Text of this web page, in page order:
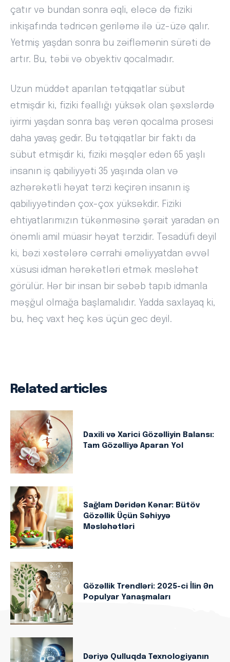
çatır və bundan sonra əqli, eləcə də fiziki
inkişafında tədricən geriləmə ilə üz-üzə qalır.
Yetmiş yaşdan sonra bu zəifləmənin sürəti də
artır. Bu, təbii və obyektiv qocalmadır.
Uzun müddət aparılan tətqiqatlar sübut
etmişdir ki, fiziki fəallığı yüksək olan şəxslərdə
iyirmi yaşdan sonra baş verən qocalma prosesi
daha yavaş gedir. Bu tətqiqatlar bir faktı da
sübut etmişdir ki, fiziki məşqlər edən 65 yaşlı
insanın iş qabiliyyəti 35 yaşında olan və
azhərəkətli həyat tərzi keçirən insanın iş
qabiliyyətindən çox-çox yüksəkdir. Fiziki
ehtiyatlarımızın tükənməsinə şərait yaradan ən
önəmli amil müasir həyat tərzidir. Təsadüfi deyil
ki, bəzi xəstələrə cərrahi əməliyyatdan əvvəl
xüsusi idman hərəkətləri etmək məsləhət
görülür. Hər bir insan bir səbəb tapıb idmanla
məşğul olmağa başlamalıdır. Yadda saxlayaq ki,
bu, heç vaxt heç kəs üçün gec deyil.
Related articles
Daxili və Xarici Gözəlliyin Balansı:
Tam Gözəlliyə Aparan Yol
Sağlam Dəridən Kənar: Bütöv
Gözəllik Üçün Səhiyyə
Məsləhətləri
Gözəllik Trendləri: 2025-ci İlin Ən
Populyar Yanaşmaları
Dəriyə Qulluqda Texnologiyanın